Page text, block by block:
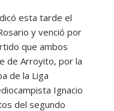
esta tarde el
y venció por
que ambos
de Arroyito, por la
de la Liga
Ignacio
del segundo